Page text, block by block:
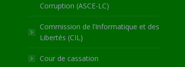
Corruption (ASCE-LC)
Commission de l’Informatique et des
Libertés (CIL)
Cour de cassation